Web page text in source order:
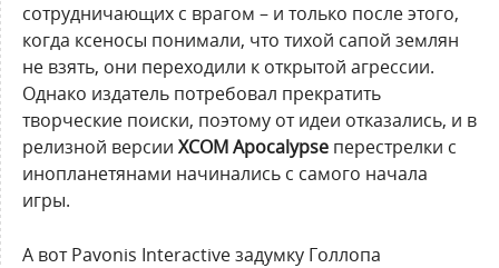
сотрудничающих с врагом – и только после этого,
когда ксеносы понимали, что тихой сапой землян
не взять, они переходили к открытой агрессии.
Однако издатель потребовал прекратить
творческие поиски, поэтому от идеи отказались, и в
релизной версии XCOM Apocalypse перестрелки с
инопланетянами начинались с самого начала
игры.
А вот Pavonis Interactive задумку Голлопа